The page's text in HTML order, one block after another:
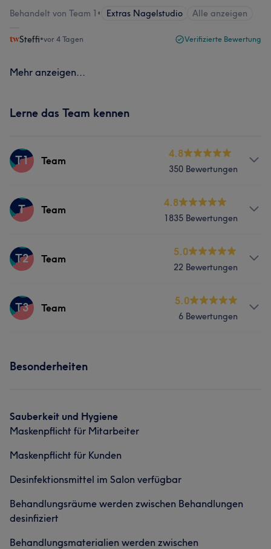
Behandelt von Team 1 • Extras Nagelstudio Alle anzeigen
Steffi•vor 4 Tagen Verifizierte Bewertung
Mehr anzeigen...
Lerne das Team kennen
T1 Team
4.8
350 Bewertungen
Services
Portfolio
Freundlich 12 Kompetent 7
Gründlich 7
T Team
4.8
1835 Bewertungen
Services
Portfolio
Was unsere Kunden über Team sagen
Freundlich 43 Kompetent 37 Professionell
Gründlich 34
T2 Team
5.0
22 Bewertungen
Services
Portfolio
T3 Team
5.0
6 Bewertungen
Portfolio
Besonderheiten
Sauberkeit und Hygiene
Maskenpflicht für Mitarbeiter
Maskenpflicht für Kunden
Desinfektionsmittel im Salon verfügbar
Behandlungsräume werden zwischen Behandlungen
desinfiziert
Behandlungsmaterialien werden zwischen